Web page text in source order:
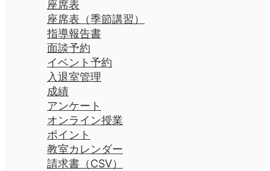
指導報告書
入退室管理
座席表
アンケート
面談予約
成績
ポイント
イベント予約
オンライン授業
座席表（季節講習）
請求書（CSV）
教室カレンダー